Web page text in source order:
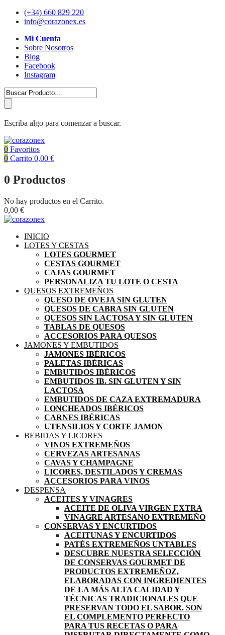
(+34) 660 829 220
info@corazonex.es
Mi Cuenta
Sobre Nosotros
Blog
Facebook
Instagram
Escriba algo para comenzar a buscar.
0 Favoritos
0 Carrito 0,00 €
0 Productos
No hay productos en el Carrito.
0,00 €
INICIO
LOTES Y CESTAS
LOTES GOURMET
CESTAS GOURMET
CAJAS GOURMET
PERSONALIZA TU LOTE O CESTA
QUESOS EXTREMEÑOS
QUESO DE OVEJA SIN GLUTEN
QUESOS DE CABRA SIN GLUTEN
QUESOS SIN LACTOSA Y SIN GLUTEN
TABLAS DE QUESOS
ACCESORIOS PARA QUESOS
JAMONES Y EMBUTIDOS
JAMONES IBÉRICOS
PALETAS IBÉRICAS
EMBUTIDOS IBÉRICOS
EMBUTIDOS IB. SIN GLUTEN Y SIN
LACTOSA
EMBUTIDOS DE CAZA EXTREMADURA
LONCHEADOS IBÉRICOS
CARNES IBÉRICAS
UTENSILIOS Y CORTE JAMON
BEBIDAS Y LICORES
VINOS EXTREMEÑOS
CERVEZAS ARTESANAS
CAVAS Y CHAMPAGNE
LICORES, DESTILADOS Y CREMAS
ACCESORIOS PARA VINOS
DESPENSA
ACEITES Y VINAGRES
ACEITE DE OLIVA VIRGEN EXTRA
VINAGRE ARTESANO EXTREMEÑO
CONSERVAS Y ENCURTIDOS
ACEITUNAS Y ENCURTIDOS
PATÉS EXTREMEÑOS UNTABLES
DESCUBRE NUESTRA SELECCIÓN
DE CONSERVAS GOURMET DE
PRODUCTOS EXTREMEÑOZ,
ELABORADAS CON INGREDIENTES
DE LA MÁS ALTA CALIDAD Y
TÉCNICAS TRADICIONALES QUE
PRESERVAN TODO EL SABOR. SON
EL COMPLEMENTO PERFECTO
PARA TUS RECETAS O PARA